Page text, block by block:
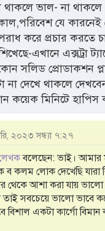
থাকলে ভাল- না থাকলে
যে
করে প্রচার করতে
এখানে এক্সট্রা
সলিড প্রোডাকশন
না দেখে থাকলে
কয়েক মিনিটে হাপিস
২০২৩ সন্ধ্যা ৭:২৭
বলেছেন: ভাই। আমার
ব কলম লোক দেখেছি যারা
থেকে আশা করা যায় ভালো
তাই সবচেয়ে ভালো ভাবে
বিশাল একটা কার্গো